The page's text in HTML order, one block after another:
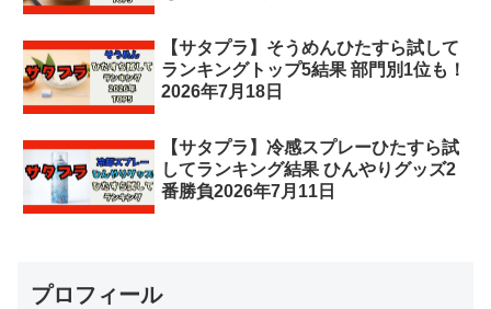
【サタプラ】そうめんひたすら試して
ランキングトップ5結果 部門別1位も！
2026年7月18日
【サタプラ】冷感スプレーひたすら試
してランキング結果 ひんやりグッズ2
番勝負2026年7月11日
プロフィール